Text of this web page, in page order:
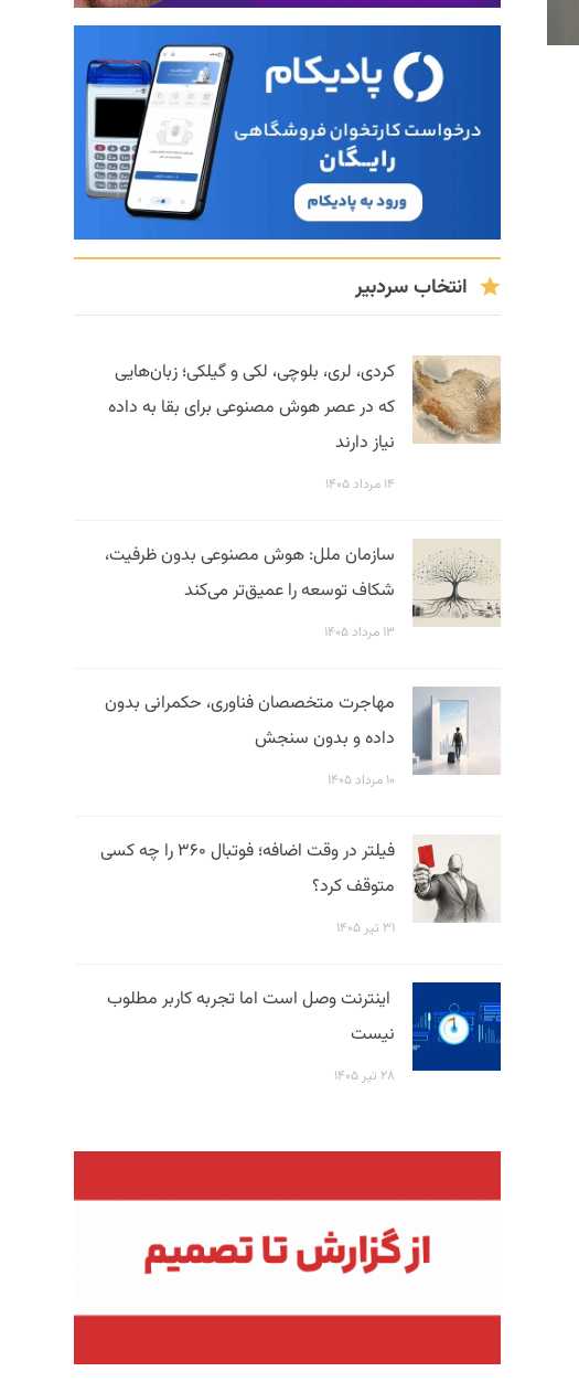
انتخاب سردبیر
کردی، لری، بلوچی، لکی و گیلکی؛ زبان‌هایی
که در عصر هوش مصنوعی برای بقا به داده
نیاز دارند
۱۴ مرداد ۱۴۰۵
سازمان ملل: هوش مصنوعی بدون ظرفیت،
شکاف توسعه را عمیق‌تر می‌کند
۱۳ مرداد ۱۴۰۵
مهاجرت متخصصان فناوری، حکمرانی بدون
داده و بدون سنجش
۱۰ مرداد ۱۴۰۵
فیلتر در وقت اضافه؛ فوتبال ۳۶۰ را چه کسی
متوقف کرد؟
۳۱ تیر ۱۴۰۵
اینترنت وصل است اما تجربه کاربر مطلوب
نیست
۲۸ تیر ۱۴۰۵